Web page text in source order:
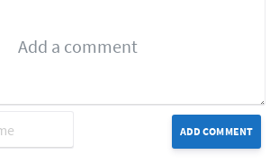
ADD COMMENT